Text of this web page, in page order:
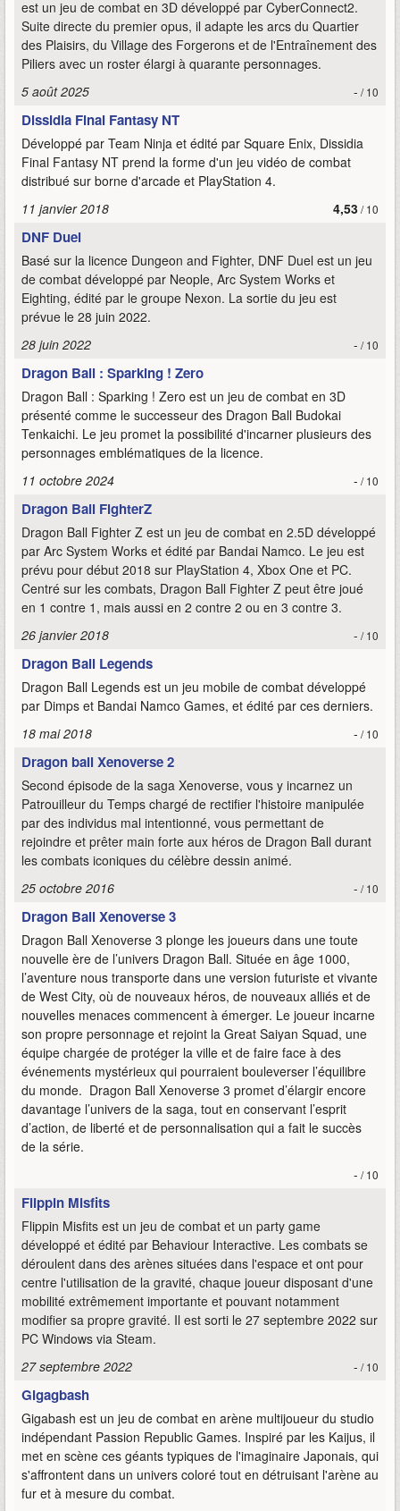
est un jeu de combat en 3D développé par CyberConnect2.
Suite directe du premier opus, il adapte les arcs du Quartier
des Plaisirs, du Village des Forgerons et de l'Entraînement des
Piliers avec un roster élargi à quarante personnages.
5 août 2025
- / 10
Dissidia Final Fantasy NT
Développé par Team Ninja et édité par Square Enix, Dissidia
Final Fantasy NT prend la forme d'un jeu vidéo de combat
distribué sur borne d'arcade et PlayStation 4.
11 janvier 2018
4,53/ 10
DNF Duel
Basé sur la licence Dungeon and Fighter, DNF Duel est un jeu
de combat développé par Neople, Arc System Works et
Eighting, édité par le groupe Nexon. La sortie du jeu est
prévue le 28 juin 2022.
28 juin 2022
- / 10
Dragon Ball : Sparking ! Zero
Dragon Ball : Sparking ! Zero est un jeu de combat en 3D
présenté comme le successeur des Dragon Ball Budokai
Tenkaichi. Le jeu promet la possibilité d'incarner plusieurs des
personnages emblématiques de la licence.
11 octobre 2024
- / 10
Dragon Ball FighterZ
Dragon Ball Fighter Z est un jeu de combat en 2.5D développé
par Arc System Works et édité par Bandai Namco. Le jeu est
prévu pour début 2018 sur PlayStation 4, Xbox One et PC.
Centré sur les combats, Dragon Ball Fighter Z peut être joué
en 1 contre 1, mais aussi en 2 contre 2 ou en 3 contre 3.
26 janvier 2018
- / 10
Dragon Ball Legends
Dragon Ball Legends est un jeu mobile de combat développé
par Dimps et Bandai Namco Games, et édité par ces derniers.
18 mai 2018
- / 10
Dragon ball Xenoverse 2
Second épisode de la saga Xenoverse, vous y incarnez un
Patrouilleur du Temps chargé de rectifier l'histoire manipulée
par des individus mal intentionné, vous permettant de
rejoindre et prêter main forte aux héros de Dragon Ball durant
les combats iconiques du célèbre dessin animé.
25 octobre 2016
- / 10
Dragon Ball Xenoverse 3
Dragon Ball Xenoverse 3 plonge les joueurs dans une toute
nouvelle ère de l’univers Dragon Ball. Située en âge 1000,
l’aventure nous transporte dans une version futuriste et vivante
de West City, où de nouveaux héros, de nouveaux alliés et de
nouvelles menaces commencent à émerger. Le joueur incarne
son propre personnage et rejoint la Great Saiyan Squad, une
équipe chargée de protéger la ville et de faire face à des
événements mystérieux qui pourraient bouleverser l’équilibre
du monde. Dragon Ball Xenoverse 3 promet d’élargir encore
davantage l’univers de la saga, tout en conservant l’esprit
d’action, de liberté et de personnalisation qui a fait le succès
de la série.
- / 10
Flippin Misfits
Flippin Misfits est un jeu de combat et un party game
développé et édité par Behaviour Interactive. Les combats se
déroulent dans des arènes situées dans l'espace et ont pour
centre l'utilisation de la gravité, chaque joueur disposant d'une
mobilité extrêmement importante et pouvant notamment
modifier sa propre gravité. Il est sorti le 27 septembre 2022 sur
PC Windows via Steam.
27 septembre 2022
- / 10
Gigagbash
Gigabash est un jeu de combat en arène multijoueur du studio
indépendant Passion Republic Games. Inspiré par les Kaijus, il
met en scène ces géants typiques de l'imaginaire Japonais, qui
s'affrontent dans un univers coloré tout en détruisant l'arène au
fur et à mesure du combat.